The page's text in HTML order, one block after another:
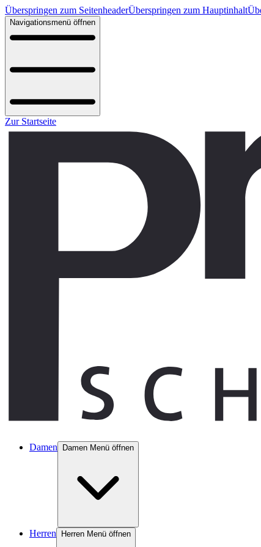
Überspringen zum SeitenheaderÜberspringen zum Hauptinhalt
Navigationsmenü öffnen
Zur Startseite
Damen Damen Menü öffnen
Herren Herren Menü öffnen